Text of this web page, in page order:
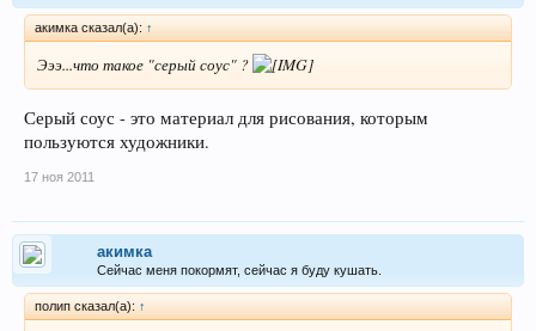
акимка сказал(а): ↑
Эээ...что такое "серый соус" ?
Серый соус - это материал для рисования, которым
пользуются художники.
17 ноя 2011
акимка
Сейчас меня покормят, сейчас я буду кушать.
полип сказал(а): ↑